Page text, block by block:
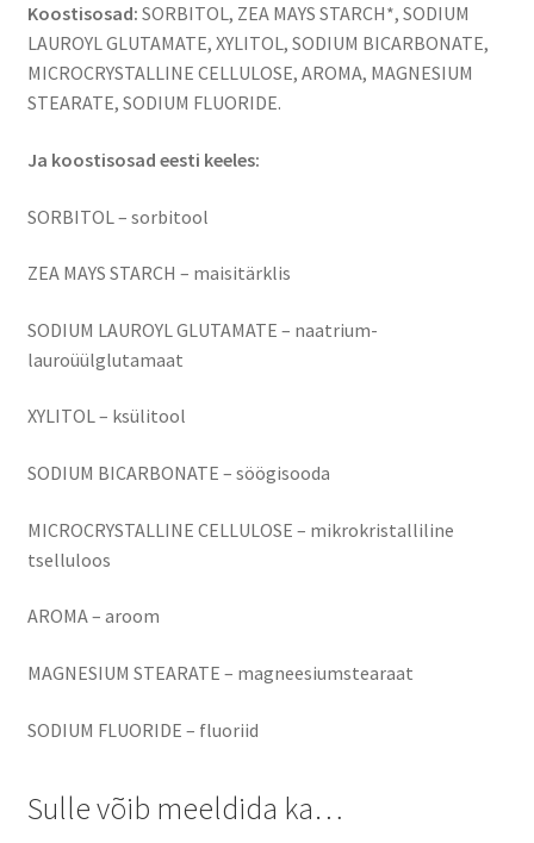
Koostisosad: SORBITOL, ZEA MAYS STARCH*, SODIUM
LAUROYL GLUTAMATE, XYLITOL, SODIUM BICARBONATE,
MICROCRYSTALLINE CELLULOSE, AROMA, MAGNESIUM
STEARATE, SODIUM FLUORIDE.
Ja koostisosad eesti keeles:
SORBITOL – sorbitool
ZEA MAYS STARCH – maisitärklis
SODIUM LAUROYL GLUTAMATE – naatrium-
lauroüülglutamaat
XYLITOL – ksülitool
SODIUM BICARBONATE – söögisooda
MICROCRYSTALLINE CELLULOSE – mikrokristalliline
tselluloos
AROMA – aroom
MAGNESIUM STEARATE – magneesiumstearaat
SODIUM FLUORIDE – fluoriid
Sulle võib meeldida ka…